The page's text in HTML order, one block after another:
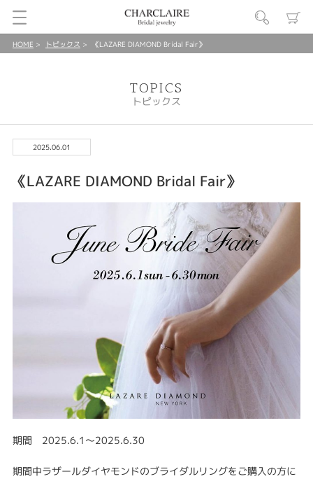
HOME トピックス 《LAZARE DIAMOND Bridal Fair》
TOPICS
トピックス
2025.06.01
《LAZARE DIAMOND Bridal Fair》
期間 2025.6.1〜2025.6.30
期間中ラザールダイヤモンドのブライダルリングをご購入の方に